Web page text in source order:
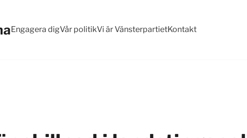
Engagera digVår politikVi är VänsterpartietKontakt